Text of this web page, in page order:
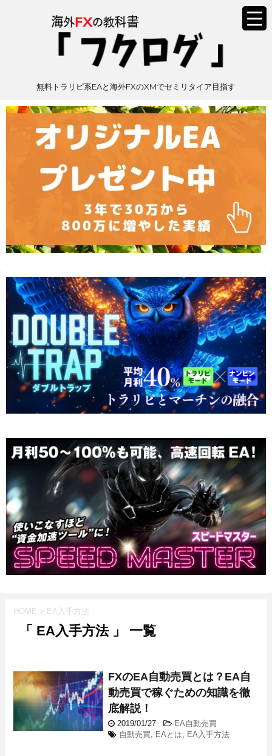
無料トラリピ系EAと海外FXのXMでセミリタイア目指す
HOME > EA入手方法
「 EA入手方法 」 一覧
FXのEA自動売買とは？EA自
動売買で稼ぐための知識を徹
底解説！
2019/01/27 -EA自動売買
自動売買
EAとは EA入手方法